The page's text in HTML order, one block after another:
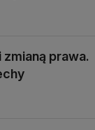
prawa.